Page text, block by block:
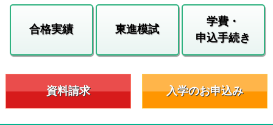
合格実績 東進模試
学費・
申込手続き
資料請求 入学のお申込み